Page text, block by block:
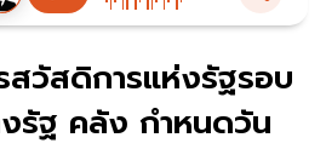
สวัสดิการแห่งรัฐรอบ
รัฐ คลัง กำหนดวัน